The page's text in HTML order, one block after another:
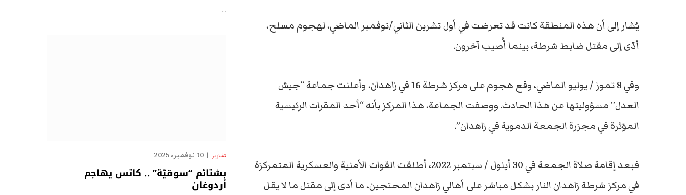
يُشار إلى أن هذه المنطقة كانت قد تعرضت في أول تشرين الثاني/نوفمبر الماضي، لهجوم مسلح،
أدّى إلى مقتل ضابط شرطة، بينما أُصيب آخرون.
وفي 8 تموز / يوليو الماضي، وقع هجوم على مركز شرطة 16 في زاهدان، وأعلنت جماعة “جيش
العدل” مسؤوليتها عن هذا الحادث. ووصفت الجماعة، هذا المركز بأنه “أحد المقرات الرئيسية
المؤثرة في مجزرة الجمعة الدموية في زاهدان”.
فبعد إقامة صلاة الجمعة في 30 أيلول / سبتمبر 2022، أطلقت القوات الأمنية والعسكرية المتمركزة
في مركز شرطة زاهدان النار بشكل مباشر على أهالي زاهدان المحتجين، ما أدى إلى مقتل ما لا يقل
…
تقارير 10 نوفمبر، 2025
بشتائم “سوقيّة” .. كاتس يهاجم
أردوغان